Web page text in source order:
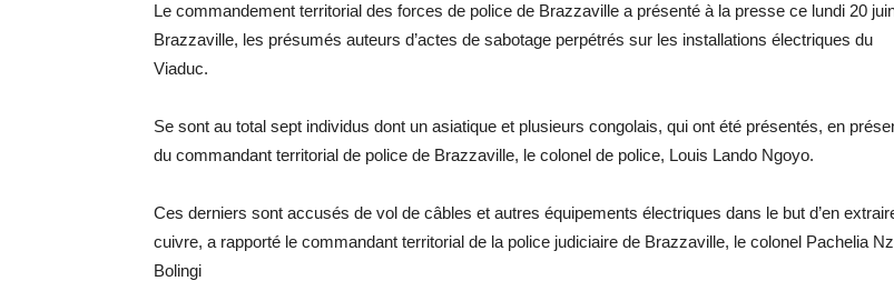
Le commandement territorial des forces de police de Brazzaville a présenté à la presse ce lundi 20
Brazzaville, les présumés auteurs d’actes de sabotage perpétrés sur les installations électriques du
Viaduc.
Se sont au total sept individus dont un asiatique et plusieurs congolais, qui ont été présentés, en
du commandant territorial de police de Brazzaville, le colonel de police, Louis Lando Ngoyo.
Ces derniers sont accusés de vol de câbles et autres équipements électriques dans le but d’en
cuivre, a rapporté le commandant territorial de la police judiciaire de Brazzaville, le colonel Pachelia
Bolingi